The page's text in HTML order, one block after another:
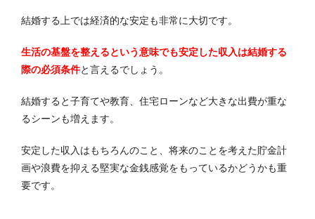
結婚する上では経済的な安定も非常に大切です。
生活の基盤を整えるという意味でも安定した収入は結婚する
際の必須条件と言えるでしょう。
結婚すると子育てや教育、住宅ローンなど大きな出費が重な
るシーンも増えます。
安定した収入はもちろんのこと、将来のことを考えた貯金計
画や浪費を抑える堅実な金銭感覚をもっているかどうかも重
要です。